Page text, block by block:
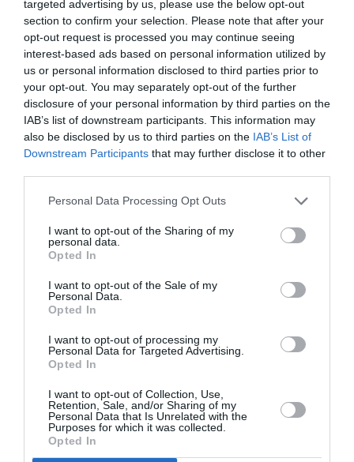
targeted advertising by us, please use the below opt-out
section to confirm your selection. Please note that after your
opt-out request is processed you may continue seeing
interest-based ads based on personal information utilized by
us or personal information disclosed to third parties prior to
your opt-out. You may separately opt-out of the further
disclosure of your personal information by third parties on the
IAB’s list of downstream participants. This information may
also be disclosed by us to third parties on the IAB’s List of
Downstream Participants that may further disclose it to other
Personal Data Processing Opt Outs
I want to opt-out of the Sharing of my
personal data.
Opted In
I want to opt-out of the Sale of my
Personal Data.
Opted In
I want to opt-out of processing my
Personal Data for Targeted Advertising.
Opted In
I want to opt-out of Collection, Use,
Retention, Sale, and/or Sharing of my
Personal Data that Is Unrelated with the
Purposes for which it was collected.
Opted In
FacebookTwitterPinterestLinkedInEmail Print
COMMENTAIRE(S)
Jeana commenté :
19 mai 2025 - 16 h 52 min
Beaucoup de blabla et un écran de fumée de chiffres pour
La réalité c’est que la compagnie fait des pertes et ses
perspectives de rentabilité structurelles sont faibles. En
court terme qu’elle risque de ne pas pouvoir honorer si l’Etat
Letton, actionnaire majoritaire, ne met pas la main à la poche.
RÉPONDRE
LAISSER UN COMMENTAIRE